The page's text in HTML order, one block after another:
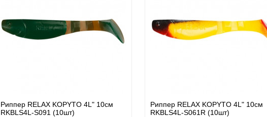
Риппер RELAX KOPYTO 4L" 10см
RKBLS4L-S091 (10шт)
Риппер RELAX KOPYTO 4L" 10см
RKBLS4L-S061R (10шт)